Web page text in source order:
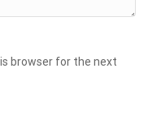
browser for the next